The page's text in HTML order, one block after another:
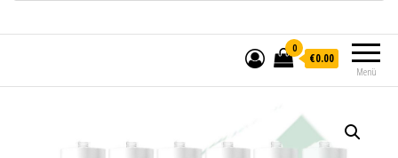
Menü
0
€0.00